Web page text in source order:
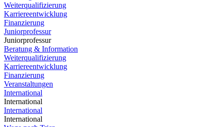
Weiterqualifizierung
Karriereentwicklung
Finanzierung
Juniorprofessur
Juniorprofessur
Beratung & Information
Weiterqualifizierung
Karriereentwicklung
Finanzierung
Veranstaltungen
International
International
International
International